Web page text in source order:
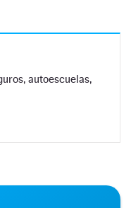
autoescuelas,